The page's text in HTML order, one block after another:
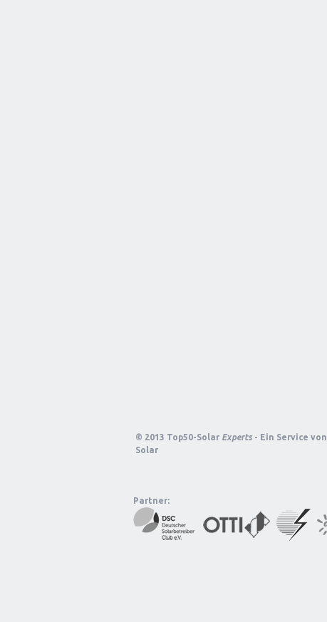
© 2013 Top50-Solar Experts - Ein Service von
Solar
Partner: